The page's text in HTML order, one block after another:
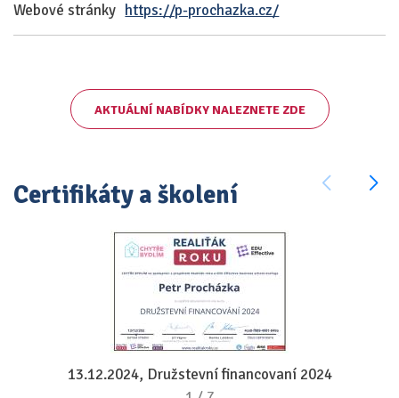
Webové stránky https://p-prochazka.cz/
AKTUÁLNÍ NABÍDKY NALEZNETE ZDE
Certifikáty a školení
13.12.2024, Družstevní financovaní 2024